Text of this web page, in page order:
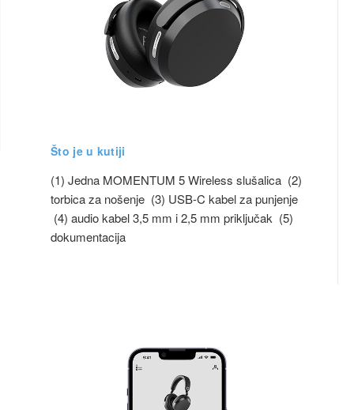
Što je u kutiji
(1) Jedna MOMENTUM 5 Wireless slušalica (2)
torbica za nošenje (3) USB-C kabel za punjenje
(4) audio kabel 3,5 mm i 2,5 mm priključak (5)
dokumentacija